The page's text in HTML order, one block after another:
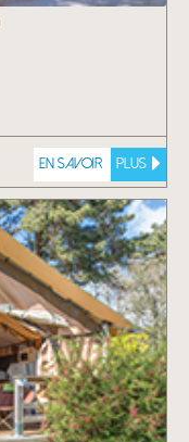
En savoir plus